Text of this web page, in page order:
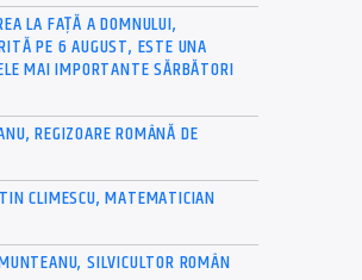
LA FAȚĂ A DOMNULUI,
PE 6 AUGUST, ESTE UNA
MAI IMPORTANTE SĂRBĂTORI
REGIZOARE ROMÂNĂ DE
CLIMESCU, MATEMATICIAN
SILVICULTOR ROMÂN